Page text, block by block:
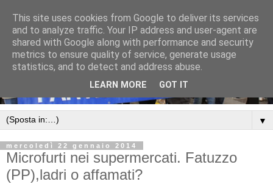
▼
mercoledì 22 gennaio 2014
Microfurti nei supermercati. Fatuzzo
(PP),ladri o affamati?
This site uses cookies from Google to deliver its services
and to analyze traffic. Your IP address and user-agent are
shared with Google along with performance and security
metrics to ensure quality of service, generate usage
statistics, and to detect and address abuse.
LEARN MORE GOT IT